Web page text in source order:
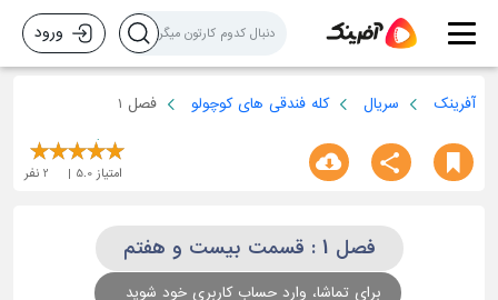
ورود
آفرینک سریال کله فندقی های کوچولو فصل 1
امتیاز 5.0
2 نفر
فصل 1 : قسمت بیست و هفتم
برای تماشا، وارد حساب کاربری خود شوید